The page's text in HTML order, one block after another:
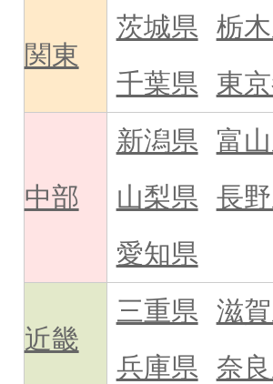
関東
茨城県 栃
千葉県
東
中部
新潟県 富
山梨県
長
愛知県
近畿
三重県 滋
兵庫県
奈